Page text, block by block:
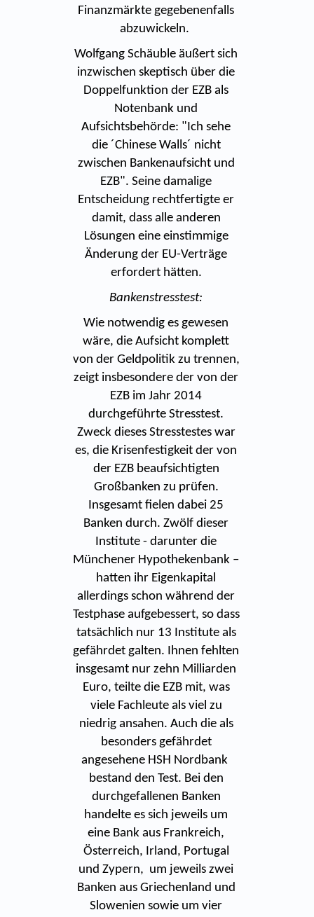
Finanzmärkte gegebenenfalls
abzuwickeln.
Wolfgang Schäuble äußert sich
inzwischen skeptisch über die
Doppelfunktion der EZB als
Notenbank und
Aufsichtsbehörde: "Ich sehe
die ´Chinese Walls´ nicht
zwischen Bankenaufsicht und
EZB". Seine damalige
Entscheidung rechtfertigte er
damit, dass alle anderen
Lösungen eine einstimmige
Änderung der EU-Verträge
erfordert hätten.
Bankenstresstest:
Wie notwendig es gewesen
wäre, die Aufsicht komplett
von der Geldpolitik zu trennen,
zeigt insbesondere der von der
EZB im Jahr 2014
durchgeführte Stresstest.
Zweck dieses Stresstestes war
es, die Krisenfestigkeit der von
der EZB beaufsichtigten
Großbanken zu prüfen.
Insgesamt fielen dabei 25
Banken durch. Zwölf dieser
Institute - darunter die
Münchener Hypothekenbank –
hatten ihr Eigenkapital
allerdings schon während der
Testphase aufgebessert, so dass
tatsächlich nur 13 Institute als
gefährdet galten. Ihnen fehlten
insgesamt nur zehn Milliarden
Euro, teilte die EZB mit, was
viele Fachleute als viel zu
niedrig ansahen. Auch die als
besonders gefährdet
angesehene HSH Nordbank
bestand den Test. Bei den
durchgefallenen Banken
handelte es sich jeweils um
eine Bank aus Frankreich,
Österreich, Irland, Portugal
und Zypern, um jeweils zwei
Banken aus Griechenland und
Slowenien sowie um vier